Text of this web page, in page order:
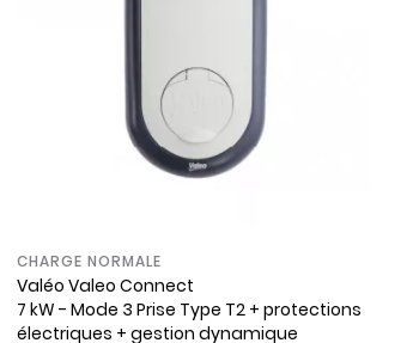
CHARGE NORMALE
Valéo Valeo Connect
7 kW - Mode 3 Prise Type T2 + protections
électriques + gestion dynamique